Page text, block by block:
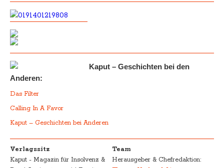
Kaput – Geschichten bei den
Anderen:
Das Filter
Calling In A Favor
Kaput – Geschichten bei Anderen
Verlagssitz
Kaput - Magazin für Insolvenz &
Team
Herausgeber & Chefredaktion: